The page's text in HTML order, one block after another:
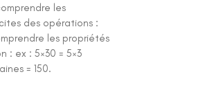
les
des opérations :
les propriétés
: ex : 5×30 = 5×3
= 150.